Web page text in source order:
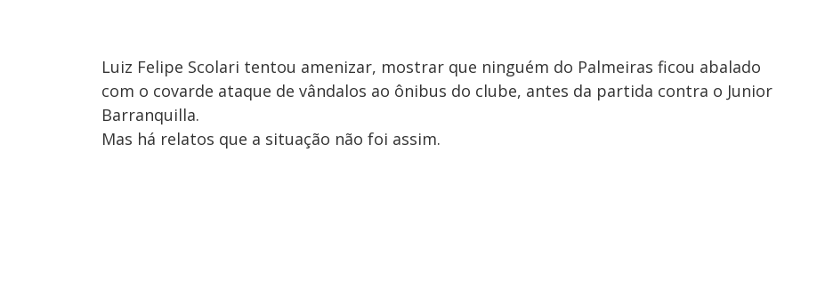
Luiz Felipe Scolari tentou amenizar, mostrar que ninguém do Palmeiras ficou abalado
com o covarde ataque de vândalos ao ônibus do clube, antes da partida contra o Junior
Barranquilla.
Mas há relatos que a situação não foi assim.